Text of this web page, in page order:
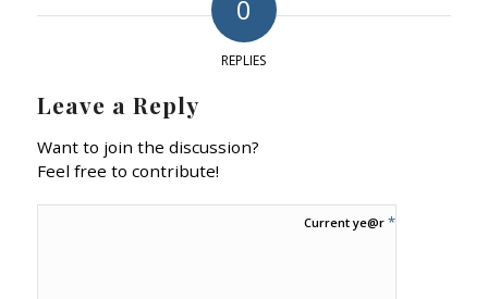
0
REPLIES
Leave a Reply
Want to join the discussion?
Feel free to contribute!
Current ye@r *